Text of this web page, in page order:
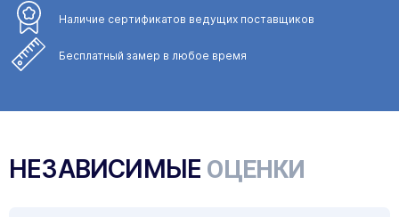
Наличие сертификатов ведущих поставщиков
Бесплатный замер в любое время
НЕЗАВИСИМЫЕ ОЦЕНКИ